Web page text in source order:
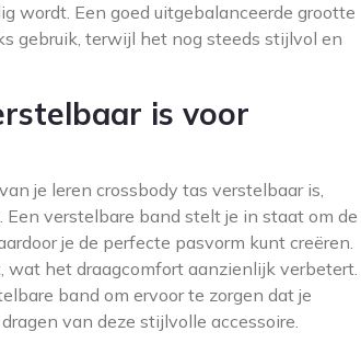
wordt. Een goed uitgebalanceerde grootte
gebruik, terwijl het nog steeds stijlvol en
is voor
je leren crossbody tas verstelbaar is,
verstelbare band stelt je in staat om de
je de perfecte pasvorm kunt creëren.
wat het draagcomfort aanzienlijk verbetert.
band om ervoor te zorgen dat je
van deze stijlvolle accessoire.